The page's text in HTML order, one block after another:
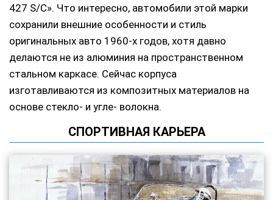
427 S/C». Что интересно, автомобили этой марки
сохранили внешние особенности и стиль
оригинальных авто 1960-х годов, хотя давно
делаются не из алюминия на пространственном
стальном каркасе. Сейчас корпуса
изготавливаются из композитных материалов на
основе стекло- и угле- волокна.
СПОРТИВНАЯ КАРЬЕРА